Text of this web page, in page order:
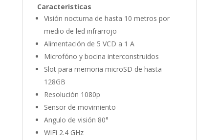
Caracteristicas
Visión nocturna de hasta 10 metros por
medio de led infrarrojo
Alimentación de 5 VCD a 1 A
Microfóno y bocina interconstruidos
Slot para memoria microSD de hasta
128GB
Resolución 1080p
Sensor de movimiento
Angulo de visión 80°
WiFi 2.4 GHz